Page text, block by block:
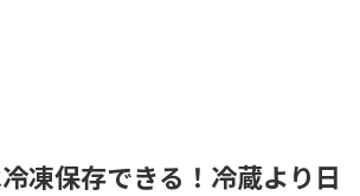
凍保存できる！冷蔵より日